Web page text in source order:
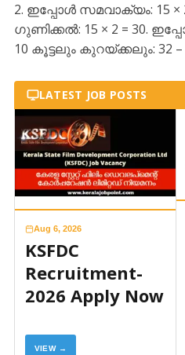
2. ഇപ്പോൾ സമവാക്യം: 15
ഗുണിക്കൽ: 15 × 2 = 30.
10 കൂട്ടലും കുറയ്ക്കലും: 32 –
LATEST JOB POSTS
Aug 6, 2026
KSFDC
Recruitment-
2026 Apply Now
VIEW →